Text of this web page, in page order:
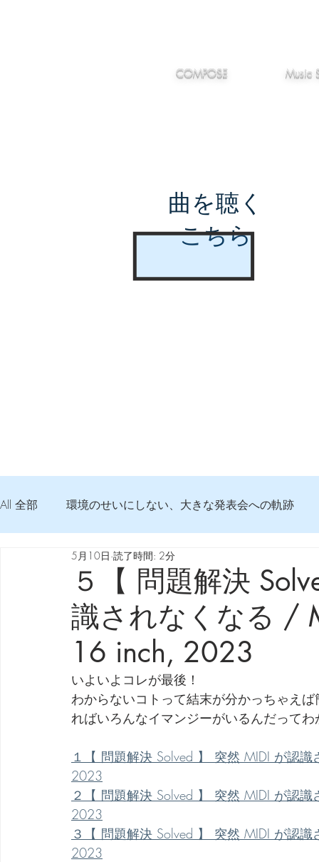
COMPOSE Music
曲を聴く
こちら
All 全部 環境のせいにしない、大きな発表会への軌跡
弦交換の記録 DTM 始める 知っておきたいコト
Imanjy Studio 使われているモノ 食べんじーの美味
劇団 Avan 劇伴が出来るまでを追ったドキュメンタリー
５【 問題解決
識されなくなる /
16 inch, 2023
5月10日 読了時間: 2分
いよいよコレが最後！
わからないコトって結末が分かっちゃえ
ればいろんなイマンジーがいるんだって
１【 問題解決 Solved 】 突然 MIDI が認
2023
２【 問題解決 Solved 】 突然 MIDI が認
2023
３【 問題解決 Solved 】 突然 MIDI が認
2023